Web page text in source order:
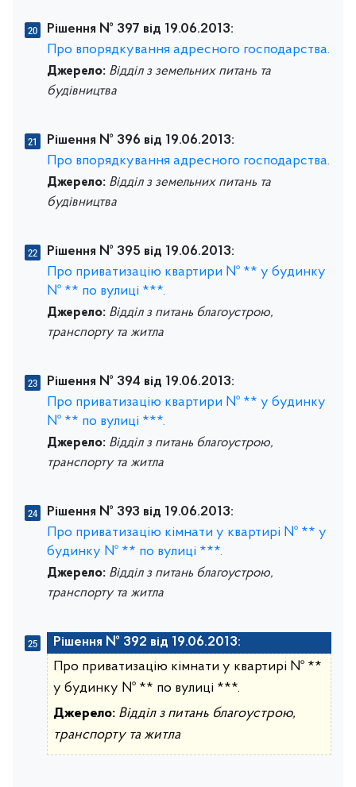
Рішення № 397 від 19.06.2013:
Про впорядкування адресного господарства.
Джерело: Відділ з земельних питань та
будівництва
Рішення № 396 від 19.06.2013:
Про впорядкування адресного господарства.
Джерело: Відділ з земельних питань та
будівництва
Рішення № 395 від 19.06.2013:
Про приватизацію квартири № ** у будинку
№ ** по вулиці ***.
Джерело: Відділ з питань благоустрою,
транспорту та житла
Рішення № 394 від 19.06.2013:
Про приватизацію квартири № ** у будинку
№ ** по вулиці ***.
Джерело: Відділ з питань благоустрою,
транспорту та житла
Рішення № 393 від 19.06.2013:
Про приватизацію кімнати у квартирі № ** у
будинку № ** по вулиці ***.
Джерело: Відділ з питань благоустрою,
транспорту та житла
Рішення № 392 від 19.06.2013:
Про приватизацію кімнати у квартирі № **
у будинку № ** по вулиці ***.
Джерело: Відділ з питань благоустрою,
транспорту та житла